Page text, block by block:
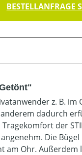
BESTELLANFRAGE
z. B.
dadurch
der
Die Bügel
Ohr.